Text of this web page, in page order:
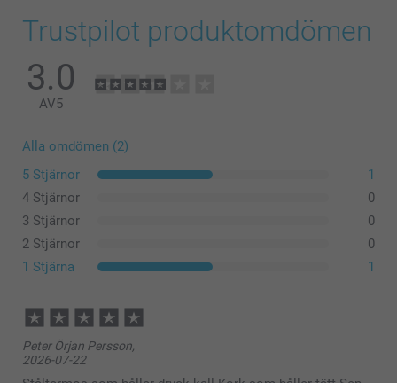
Trustpilot produktomdömen
3.0
AV5
Alla omdömen (2)
5 Stjärnor
1
4 Stjärnor
0
3 Stjärnor
0
2 Stjärnor
0
1 Stjärna
1
Peter Örjan Persson,
2026-07-22